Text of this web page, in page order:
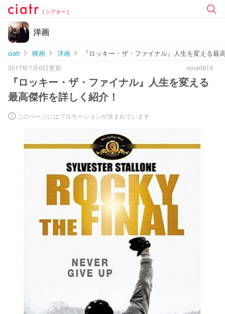
[ シアター ]
洋画
ciatr 映画 洋画
『ロッキー・ザ・ファイナル』人生を変える最
2017年7月6日更新
rena0919
『ロッキー・ザ・ファイナル』人生を変える
最高傑作を詳しく紹介！
このページにはプロモーションが含まれています